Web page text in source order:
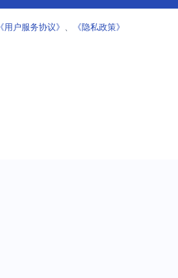
《用户服务协议》 、 《隐私政策》